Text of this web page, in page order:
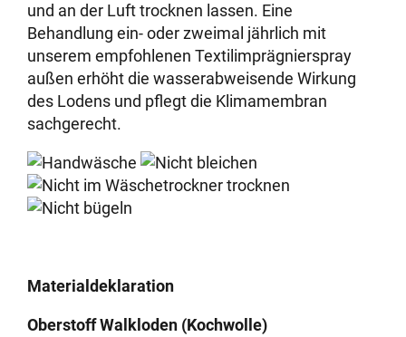
und an der Luft trocknen lassen. Eine
Behandlung ein- oder zweimal jährlich mit
unserem empfohlenen Textilimprägnierspray
außen erhöht die wasserabweisende Wirkung
des Lodens und pflegt die Klimamembran
sachgerecht.
Materialdeklaration
Oberstoff Walkloden (Kochwolle)